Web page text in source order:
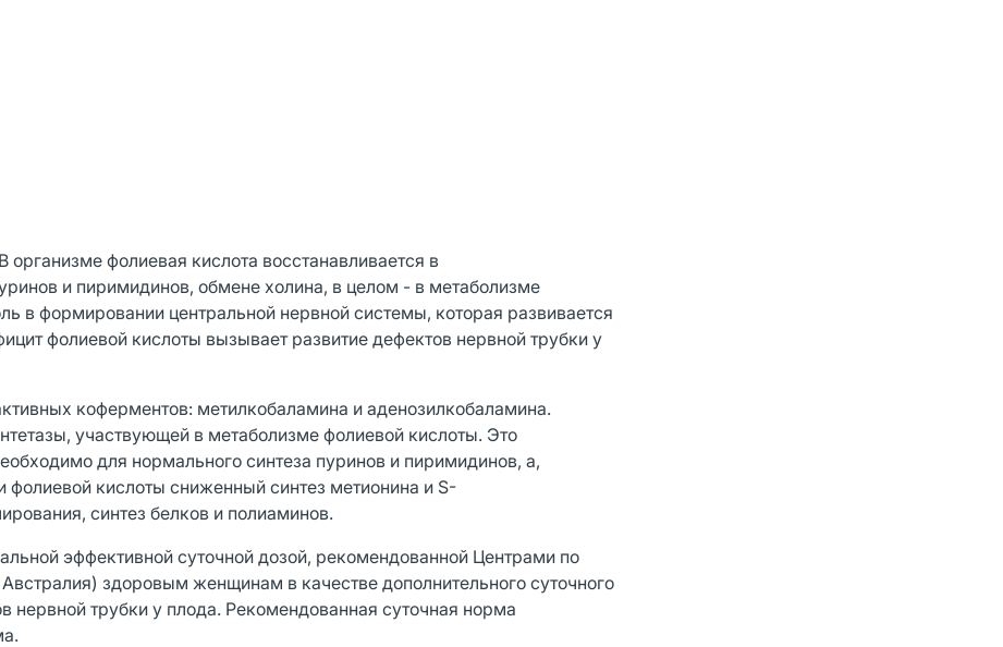
фолиевая кислота восстанавливается в
и пиримидинов, обмене холина, в целом - в метаболизме
в формировании центральной нервной системы, которая развивается
фолиевой кислоты вызывает развитие дефектов нервной трубки у
коферментов: метилкобаламина и аденозилкобаламина.
участвующей в метаболизме фолиевой кислоты. Это
для нормального синтеза пуринов и пиримидинов, а,
кислоты сниженный синтез метионина и S-
синтез белков и полиаминов.
эффективной суточной дозой, рекомендованной Центрами по
здоровым женщинам в качестве дополнительного суточного
нервной трубки у плода. Рекомендованная суточная норма